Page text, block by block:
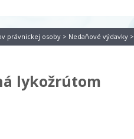
právnickej osoby> Nedaňové výdavky >
lykožrútom